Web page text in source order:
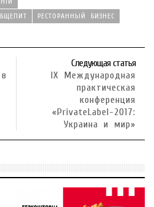
РЕСТОРАННЫЙ БИЗНЕС
Следующая статья
IX Международная
практическая
конференция
«PrivateLabel-2017:
Украина и мир»